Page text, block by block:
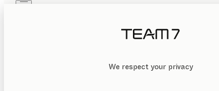
We respect your privacy